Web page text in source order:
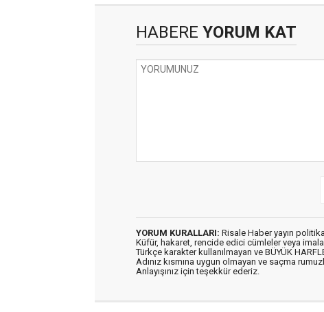
HABERE YORUM KAT
YORUM KURALLARI: Risale Haber yayın
Küfür, hakaret, rencide edici cümleler veya
Türkçe karakter kullanılmayan ve BÜYÜK
Adınız kısmına uygun olmayan ve saçma
Anlayışınız için teşekkür ederiz.